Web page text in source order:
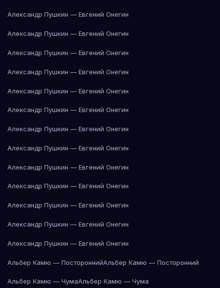
Александр Пушкин — Евгений Онегин
Александр Пушкин — Евгений Онегин
Александр Пушкин — Евгений Онегин
Александр Пушкин — Евгений Онегин
Александр Пушкин — Евгений Онегин
Александр Пушкин — Евгений Онегин
Александр Пушкин — Евгений Онегин
Александр Пушкин — Евгений Онегин
Александр Пушкин — Евгений Онегин
Александр Пушкин — Евгений Онегин
Александр Пушкин — Евгений Онегин
Александр Пушкин — Евгений Онегин
Александр Пушкин — Евгений Онегин
Альбер Камю — ПостороннийАльбер Камю — Посторонний
Альбер Камю — ЧумаАльбер Камю — Чума